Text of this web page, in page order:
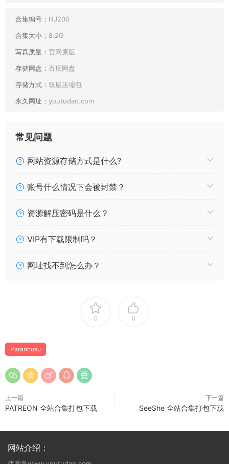
最新目录：
合集编号： HJ200
合集大小： 8.2G
写真质量： 官网原版
存储网盘： 百度网盘
存储方式： 双层压缩包
永久网址： youtudao.com
常见问题
网站资源存储方式是什么?
账号什么情况下会被封禁？
资源解压密码是什么？
VIP有下载限制吗？
网址找不到怎么办？
0 0
Paranhosu
上一篇
PATREON 全站合集打包下载
下一篇
SeeShe 全站合集打包下载
网站介绍：